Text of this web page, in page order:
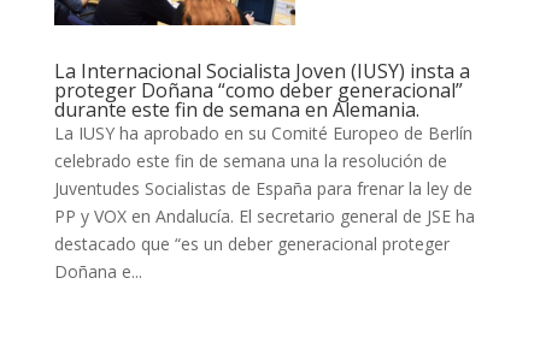
La Internacional Socialista Joven (IUSY) insta a
proteger Doñana “como deber generacional”
durante este fin de semana en Alemania.
La IUSY ha aprobado en su Comité Europeo de Berlín
celebrado este fin de semana una la resolución de
Juventudes Socialistas de España para frenar la ley de
PP y VOX en Andalucía. El secretario general de JSE ha
destacado que “es un deber generacional proteger
Doñana e...